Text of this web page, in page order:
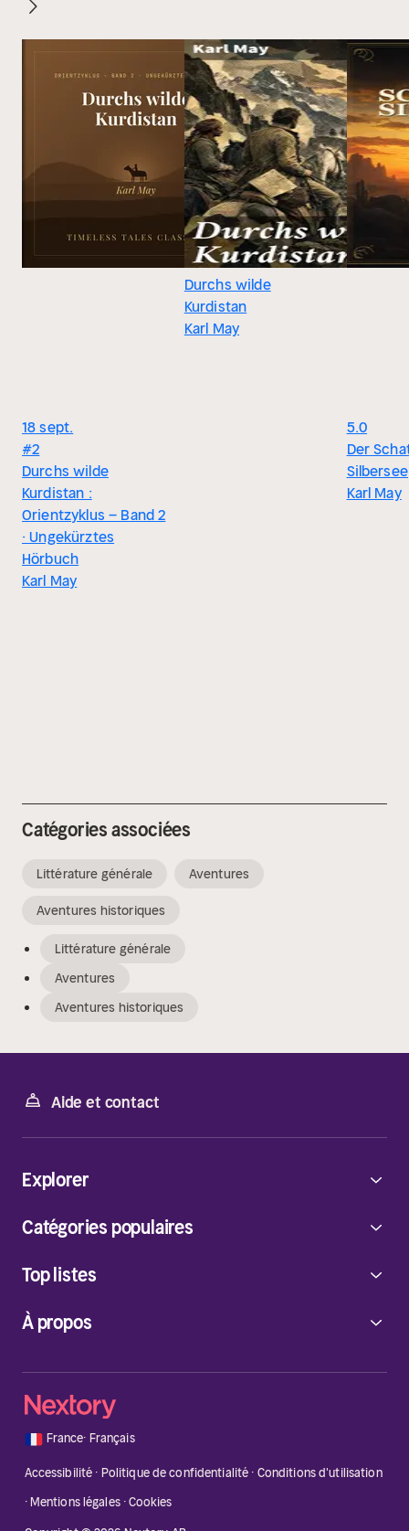
18 sept.
#2
Durchs wilde
Kurdistan :
Orientzyklus – Band 2
· Ungekürztes
Hörbuch
Karl May
Durchs wilde
Kurdistan
Karl May
5.0
Der
Silbersee
Karl May
Catégories associées
Littérature générale Aventures
Aventures historiques
Littérature générale
Aventures
Aventures historiques
Aide et contact
À propos
Explorer
Catégories populaires
Top listes
🇫🇷 France· Français
Accessibilité · Politique de confidentialité · Conditions d'utilisation
·Mentions légales·Cookies